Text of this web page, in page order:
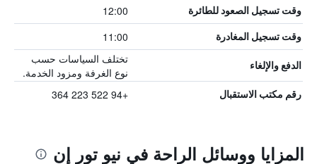
وقت تسجيل الصعود للطائرة 12:00
وقت تسجيل المغادرة 11:00
الدفع والإلغاء
تختلف السياسات حسب
نوع الغرفة ومزود الخدمة.
رقم مكتب الاستقبال +94 522 223 364
المزايا ووسائل الراحة في نيو تور إن